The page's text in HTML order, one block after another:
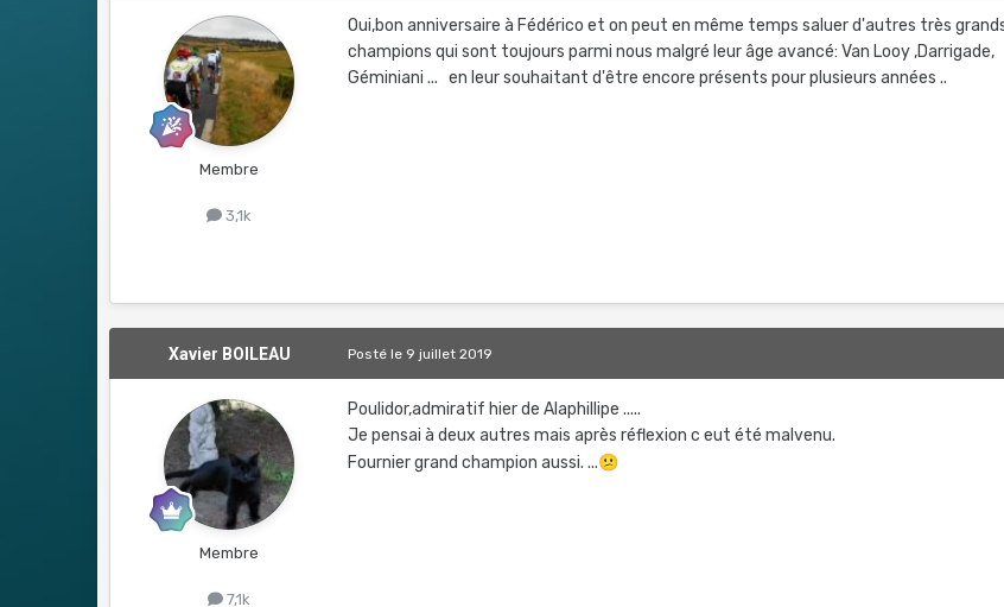
Membre
3,1k
Oui,bon anniversaire à Fédérico et on peut en même temps saluer d'autres très
champions qui sont toujours parmi nous malgré leur âge avancé: Van Looy ,Darrigade,
Géminiani ... en leur souhaitant d'être encore présents pour plusieurs années ..
Xavier BOILEAU
Membre
7,1k
Postéle 9 juillet 2019
Poulidor,admiratif hier de Alaphillipe .....
Je pensai à deux autres mais après réflexion c eut été malvenu.
Fournier grand champion aussi. ...😕